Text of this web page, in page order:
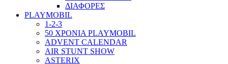
ΔΙΑΦΟΡΕΣ
PLAYMOBIL
1-2-3
50 ΧΡΟΝΙΑ PLAYMOBIL
ADVENT CALENDAR
AIR STUNT SHOW
ASTERIX